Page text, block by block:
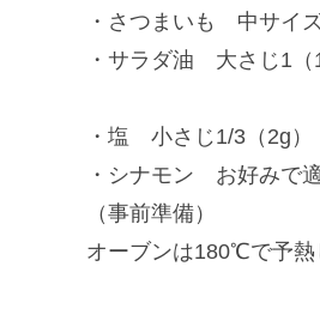
・さつまいも 中サイ
・サラダ油 大さじ1（
・塩 小さじ1/3（2g）
・シナモン お好みで
（事前準備）
オーブンは180℃で予熱